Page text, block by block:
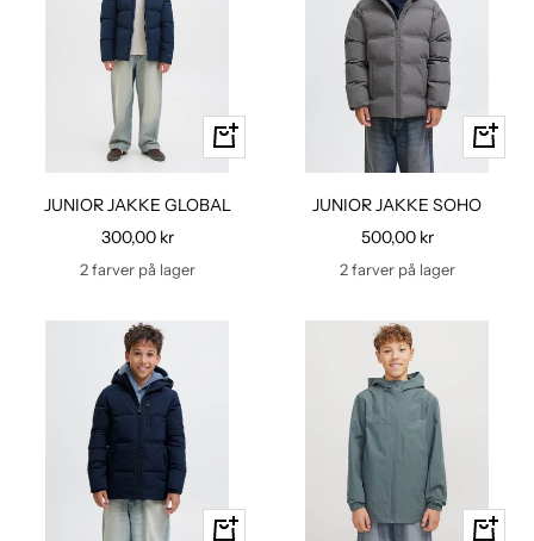
Hurtig
kig
JUNIOR JAKKE GLOBAL
Udsalgspris
300,00 kr
2 farver på lager
Hurtig
kig
JUNIOR JAKKE SOHO
Udsalgspris
500,00 kr
2 farver på lager
Hurtig
Hurtig